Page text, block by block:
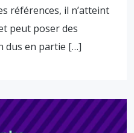
références, il n’atteint
peut poser des
dus en partie […]